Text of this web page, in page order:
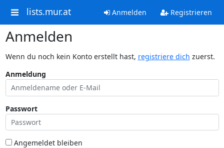
lists.mur.at Anmelden Registrieren
Anmelden
Wenn du noch kein Konto erstellt hast, registriere dich zuerst.
Anmeldung
Passwort
Angemeldet bleiben